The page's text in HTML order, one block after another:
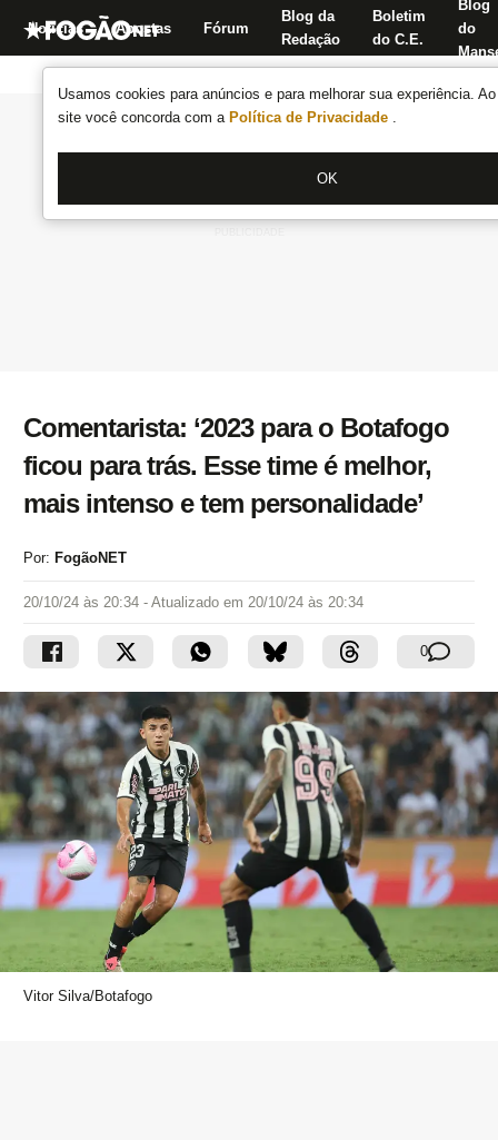
Usamos cookies para anúncios e para melhorar sua experiência.
site você concorda com a Política de Privacidade .
OK
Notícias Apostas Fórum
Blog da
Redação
Boletim
do C.E.
Blog
do
Comentarista: ‘2023 para o Botafogo
ficou para trás. Esse time é melhor,
mais intenso e tem personalidade’
Por: FogãoNET
20/10/24 às 20:34 - Atualizado em 20/10/24 às 20:34
0
Vitor Silva/Botafogo